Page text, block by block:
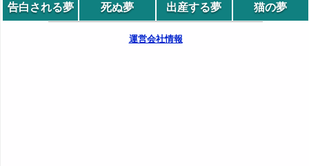
告白される夢 死ぬ夢 出産する夢 猫の夢
運営会社情報